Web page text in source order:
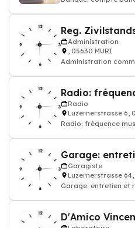
Reg.
Administration
, 05630 MURI
Administration
Radio:
Radio
Luzernerstrasse 6,
Radio: fréquence
Garagiste
Luzernerstrasse
Garage: entretien et
D'Amico